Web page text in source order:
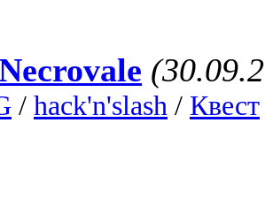
/ hack'n'slash / Квест